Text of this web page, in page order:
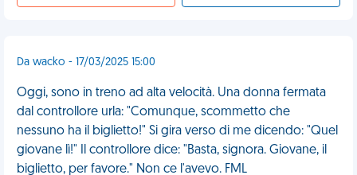
Da wacko - 17/03/2025 15:00
Oggi, sono in treno ad alta velocità. Una donna fermata
dal controllore urla: "Comunque, scommetto che
nessuno ha il biglietto!" Si gira verso di me dicendo: "Quel
giovane lì!" Il controllore dice: "Basta, signora. Giovane, il
biglietto, per favore." Non ce l'avevo. FML